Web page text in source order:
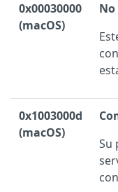
0x00030000
(macOS)
0x1003000d
(macOS)
Su